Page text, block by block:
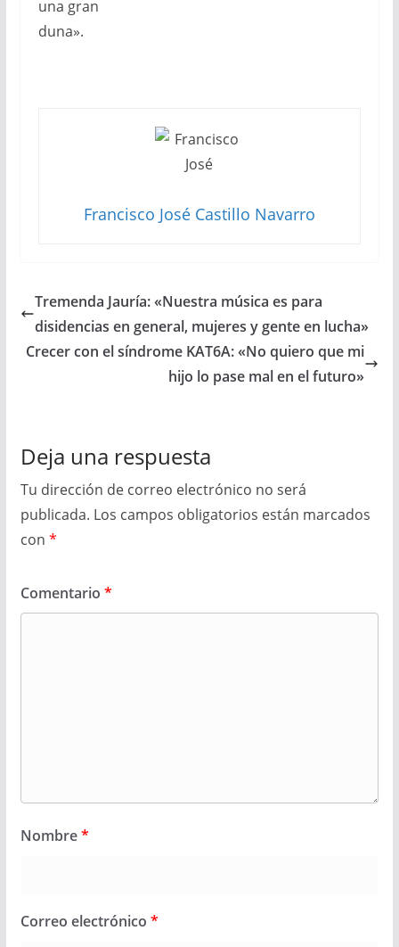
una gran
duna».
Francisco José Castillo Navarro
Tremenda Jauría: «Nuestra música es para
disidencias en general, mujeres y gente en lucha»
Crecer con el síndrome KAT6A: «No quiero que mi
hijo lo pase mal en el futuro»
Deja una respuesta
Tu dirección de correo electrónico no será
publicada. Los campos obligatorios están marcados
con *
Comentario *
Nombre*
Correo electrónico *